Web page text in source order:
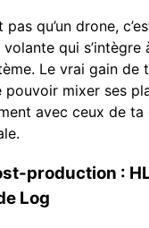
pas qu’un drone,
volante qui s’intègre
Le vrai gain de
pouvoir mixer ses
avec ceux de ta
production :
Log